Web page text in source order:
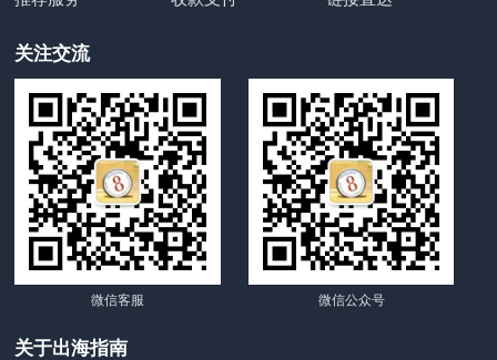
关注交流
微信客服 微信公众号
关于出海指南